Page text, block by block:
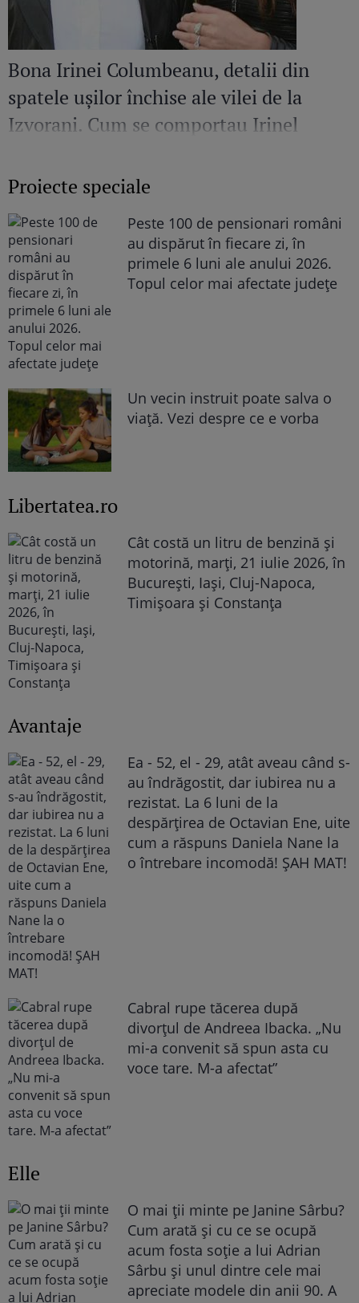
Bona Irinei Columbeanu, detalii din
spatele ușilor închise ale vilei de la
Izvorani. Cum se comportau Irinel
erau în public
Proiecte speciale
Peste 100 de pensionari români
au dispărut în fiecare zi, în
primele 6 luni ale anului 2026.
Topul celor mai afectate județe
Un vecin instruit poate salva o
viață. Vezi despre ce e vorba
Libertatea.ro
Cât costă un litru de benzină și
motorină, marți, 21 iulie 2026, în
București, Iași, Cluj-Napoca,
Timișoara și Constanța
Avantaje
Ea - 52, el - 29, atât aveau când s-
au îndrăgostit, dar iubirea nu a
rezistat. La 6 luni de la
despărțirea de Octavian Ene, uite
cum a răspuns Daniela Nane la
o întrebare incomodă! ȘAH MAT!
Cabral rupe tăcerea după
divorțul de Andreea Ibacka. „Nu
mi-a convenit să spun asta cu
voce tare. M-a afectat”
Elle
O mai ții minte pe Janine Sârbu?
Cum arată și cu ce se ocupă
acum fosta soție a lui Adrian
Sârbu și unul dintre cele mai
apreciate modele din anii 90. A